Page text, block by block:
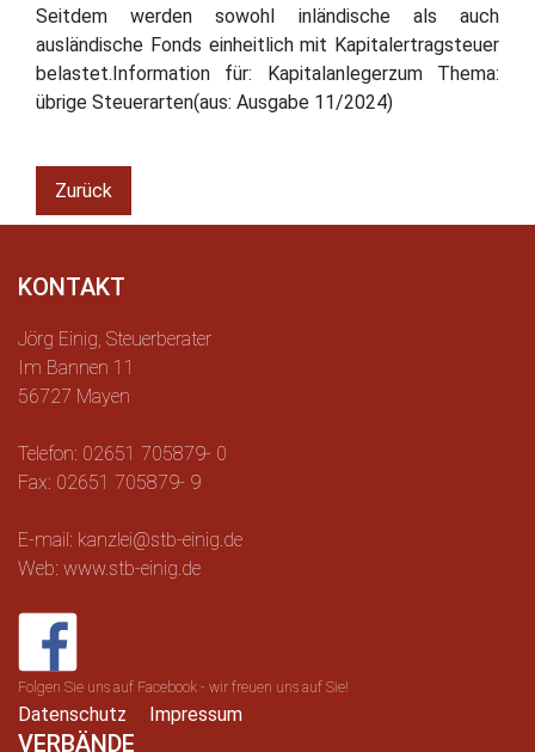
Seitdem werden sowohl inländische als auch
ausländische Fonds einheitlich mit Kapitalertragsteuer
belastet.Information für: Kapitalanlegerzum Thema:
übrige Steuerarten(aus: Ausgabe 11/2024)
Zurück
KONTAKT
Jörg Einig, Steuerberater
Im Bannen 11
56727 Mayen
Telefon: 02651 705879- 0
Fax: 02651 705879- 9
E-mail: kanzlei@stb-einig.de
Web: www.stb-einig.de
Folgen Sie uns auf Facebook - wir freuen uns auf Sie!
Datenschutz Impressum
VERBÄNDE